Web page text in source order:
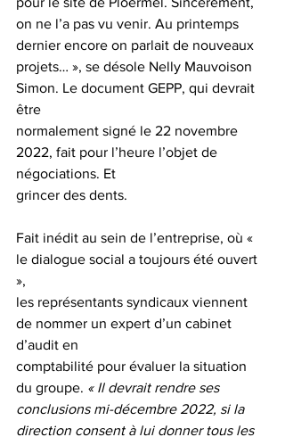
on ne l’a pas vu venir. Au printemps
dernier encore on parlait de nouveaux
projets… », se désole Nelly Mauvoison
Simon. Le document GEPP, qui devrait
être
normalement signé le 22 novembre
2022, fait pour l’heure l’objet de
négociations. Et
grincer des dents.
Fait inédit au sein de l’entreprise, où «
le dialogue social a toujours été ouvert
»,
les représentants syndicaux viennent
de nommer un expert d’un cabinet
d’audit en
comptabilité pour évaluer la situation
du groupe. « Il devrait rendre ses
conclusions mi-décembre 2022, si la
direction consent à lui donner tous les